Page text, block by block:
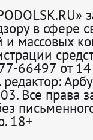
в сфере
и массовых
66497 от 14
Все права
18+